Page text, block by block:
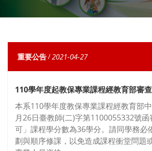
重要公告/2021-04-27
110學年度起教保專業課程經教育部審查
本系110學年度教保專業課程經教育部
月26日臺教師(二)字第1100055332號
可」課程學分數為36學分。請同學務必
劃與順序修課，以免造成課程衝堂問題